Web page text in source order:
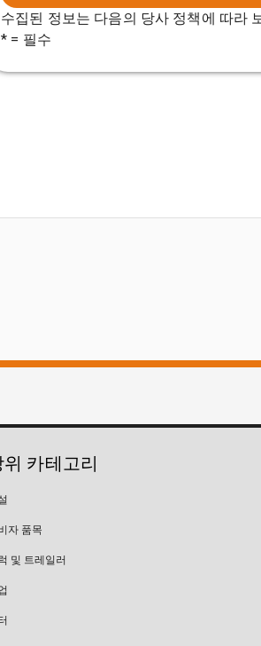
수집된 정보는 다음의 당사 정책에 따라
* = 필수
위 카테고리
자 품목
및 트레일러